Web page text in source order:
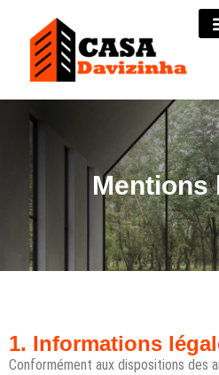
Mentions
1. Informations
Conformément aux dispositions des